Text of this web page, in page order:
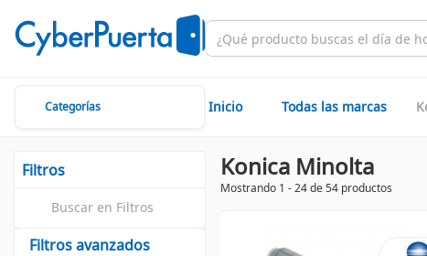
Categorías Inicio Todas las marcas
Filtros
Filtros avanzados
Konica Minolta
Mostrando 1 - 24 de 54 productos